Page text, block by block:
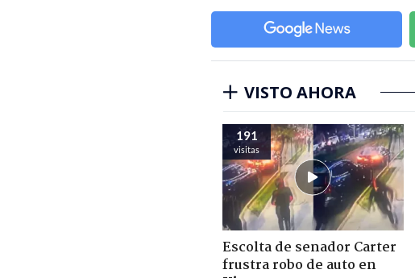
VISTO AHORA
191
visitas
Escolta de senador Carter
frustra robo de auto en